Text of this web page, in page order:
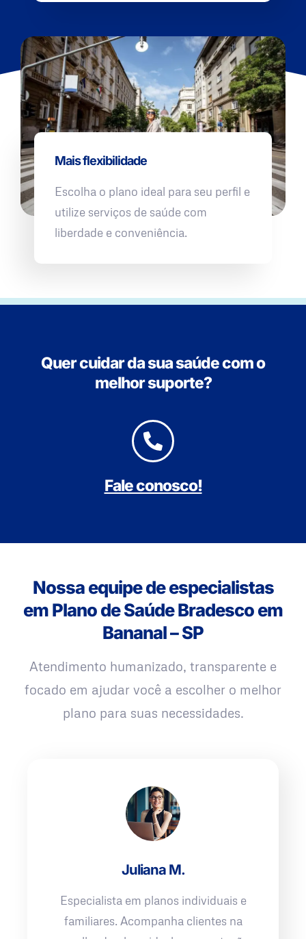
Mais flexibilidade
Escolha o plano ideal para seu perfil e
utilize serviços de saúde com
liberdade e conveniência.
Quer cuidar da sua saúde com o
melhor suporte?
Fale conosco!
Nossa equipe de especialistas
em Plano de Saúde Bradesco em
Bananal – SP
Atendimento humanizado, transparente e
focado em ajudar você a escolher o melhor
plano para suas necessidades.
Juliana M.
Especialista em planos individuais e
familiares. Acompanha clientes na